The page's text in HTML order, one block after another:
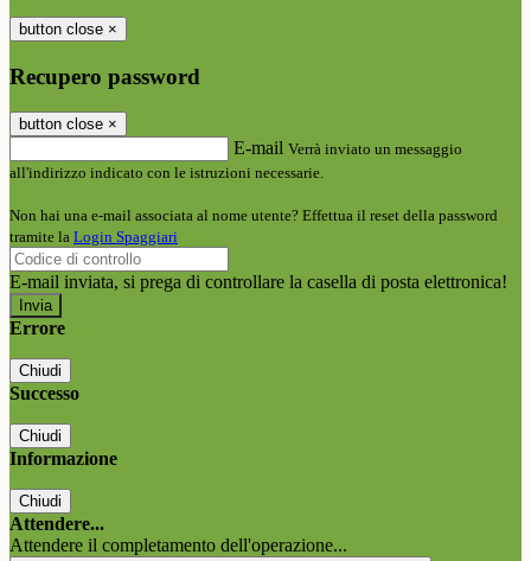
button close ×
Recupero password
button close ×
E-mail Verrà inviato un messaggio
all'indirizzo indicato con le istruzioni necessarie.
Non hai una e-mail associata al nome utente? Effettua il reset della password
tramite la Login Spaggiari
E-mail inviata, si prega di controllare la casella di posta elettronica!
Errore
Chiudi
Successo
Chiudi
Informazione
Chiudi
Attendere...
Attendere il completamento dell'operazione...